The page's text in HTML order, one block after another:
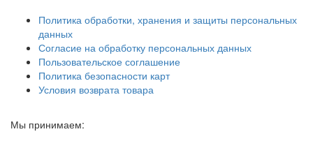
Политика обработки, хранения и защиты персональных
данных
Согласие на обработку персональных данных
Пользовательское соглашение
Политика безопасности карт
Условия возврата товара
Мы принимаем: